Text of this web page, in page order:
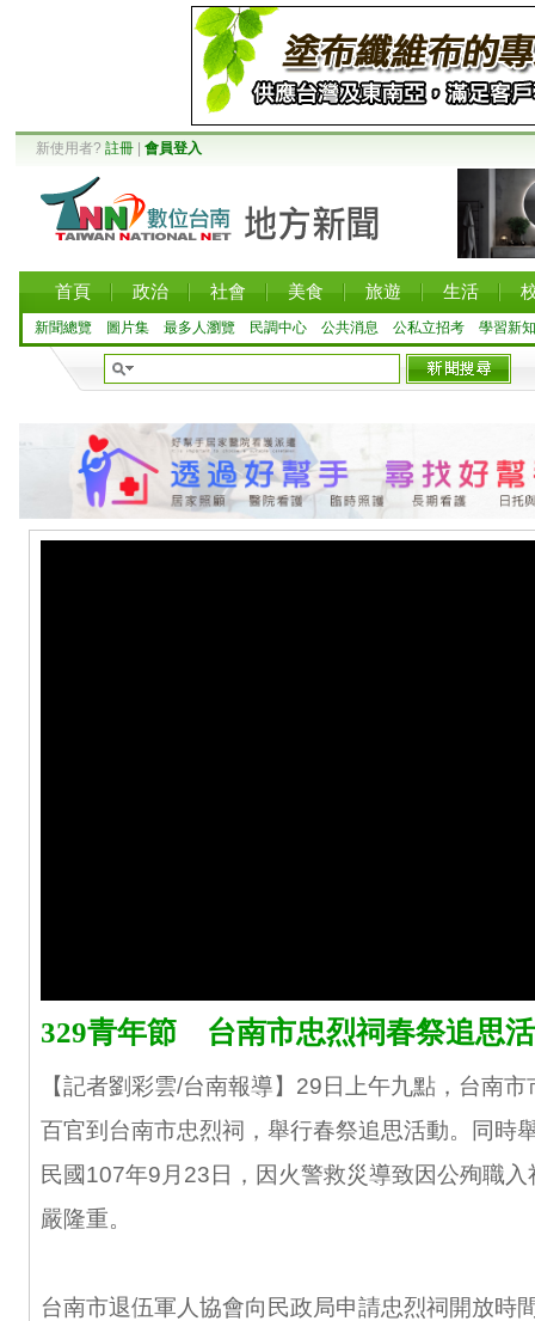
新使用者? 註冊 會員登入
首頁 政治 社會 美食 旅遊 生活
新聞總覽 圖片集 最多人瀏覽 民調中心 公共消息 公私立招考 學習新知
329青年節 台南市忠烈祠春祭追思
【記者劉彩雲/台南報導】29日上午九點，台南
百官到台南市忠烈祠，舉行春祭追思活動。同時
民國107年9月23日，因火警救災導致因公殉職
嚴隆重。
台南市退伍軍人協會向民政局申請忠烈祠開放時